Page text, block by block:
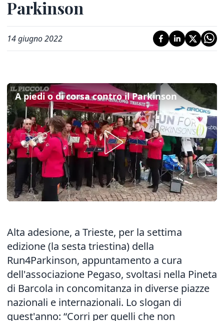
Parkinson
14 giugno 2022
A piedi o di corsa contro il Parkinson
Alta adesione, a Trieste, per la settima
edizione (la sesta triestina) della
Run4Parkinson, appuntamento a cura
dell'associazione Pegaso, svoltasi nella Pineta
di Barcola in concomitanza in diverse piazze
nazionali e internazionali. Lo slogan di
quest'anno: “Corri per quelli che non